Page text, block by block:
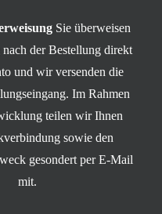
Sie überweisen
der Bestellung direkt
und wir versenden die
Im Rahmen
teilen wir Ihnen
sowie den
gesondert per E-Mail
mit.